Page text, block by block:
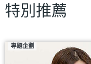
特別推薦
專題企劃